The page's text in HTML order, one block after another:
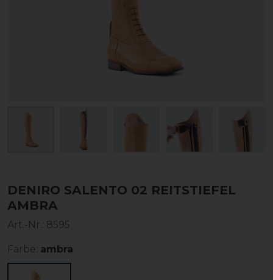
DENIRO SALENTO 02 REITSTIEFEL
AMBRA
Art.-Nr.: 8595
Farbe: ambra